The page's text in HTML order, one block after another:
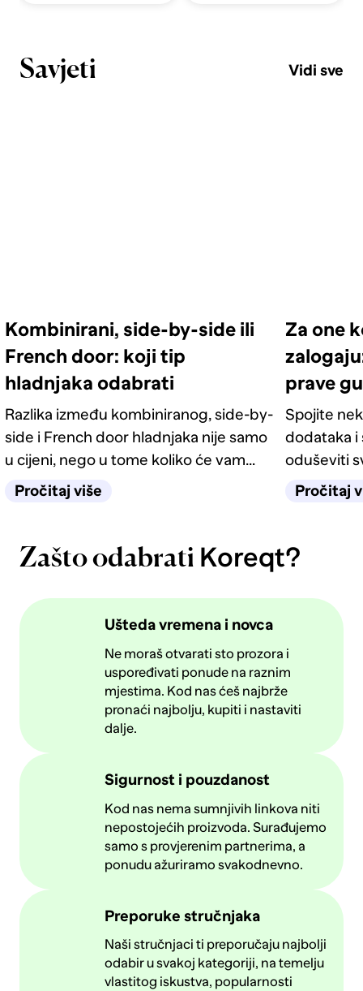
Savjeti Vidi sve
Kombinirani, side-by-side ili
French door: koji tip
hladnjaka odabrati
Razlika između kombiniranog, side-by-
side i French door hladnjaka nije samo
u cijeni, nego u tome koliko će vam
život u kuhinji biti jednostavan
Pročitaj više
Za one
prave
Spojite
dodataka i
oduševiti
četiri
Pročitaj
Zašto odabrati Koreqt?
Ušteda vremena i novca
Ne moraš otvarati sto prozora i
uspoređivati ponude na raznim
mjestima. Kod nas ćeš najbrže
pronaći najbolju, kupiti i nastaviti
dalje.
Sigurnost i pouzdanost
Kod nas nema sumnjivih linkova niti
nepostojećih proizvoda. Surađujemo
samo s provjerenim partnerima, a
ponudu ažuriramo svakodnevno.
Preporuke stručnjaka
Naši stručnjaci ti preporučaju najbolji
odabir u svakoj kategoriji, na temelju
vlastitog iskustva, popularnosti